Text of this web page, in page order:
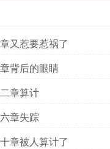
又惹要惹祸了
背后的眼睛
章算计
章失踪
章被人算计了